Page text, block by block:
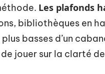
Les plafonds
bibliothèques en
basses d’un
jouer sur la clarté